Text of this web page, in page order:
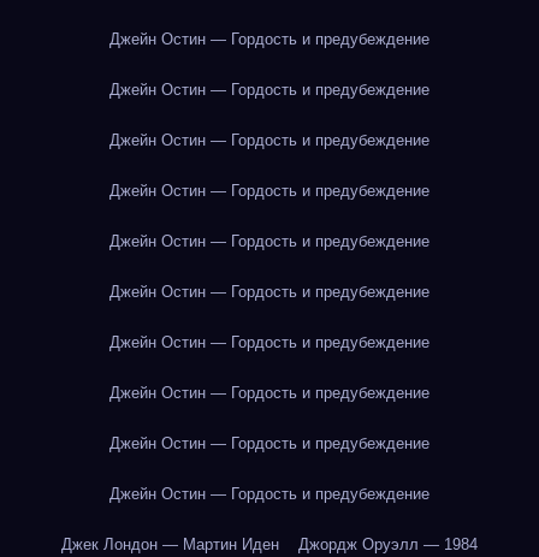
Джейн Остин — Гордость и предубеждение
Джейн Остин — Гордость и предубеждение
Джейн Остин — Гордость и предубеждение
Джейн Остин — Гордость и предубеждение
Джейн Остин — Гордость и предубеждение
Джейн Остин — Гордость и предубеждение
Джейн Остин — Гордость и предубеждение
Джейн Остин — Гордость и предубеждение
Джейн Остин — Гордость и предубеждение
Джейн Остин — Гордость и предубеждение
Джек Лондон — Мартин Иден Джордж Оруэлл — 1984